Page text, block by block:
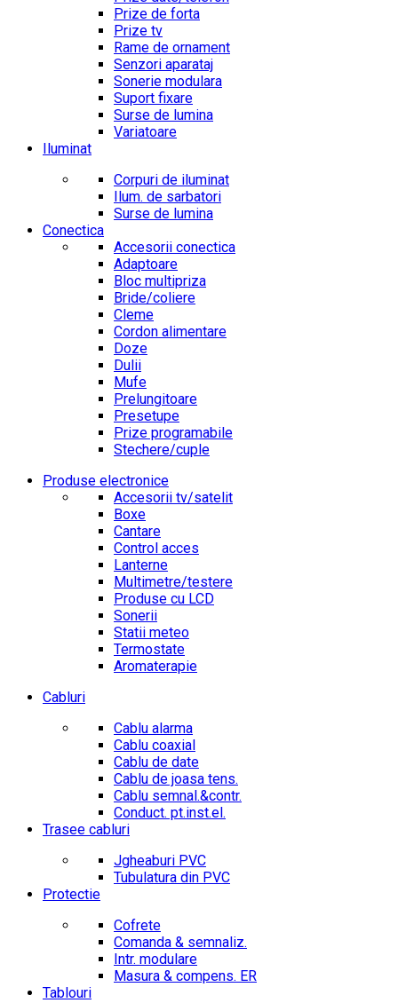
Prize de forta
Prize tv
Rame de ornament
Senzori aparataj
Sonerie modulara
Suport fixare
Surse de lumina
Variatoare
Iluminat
Corpuri de iluminat
Ilum. de sarbatori
Surse de lumina
Conectica
Accesorii conectica
Adaptoare
Bloc multipriza
Bride/coliere
Cleme
Cordon alimentare
Doze
Dulii
Mufe
Prelungitoare
Presetupe
Prize programabile
Stechere/cuple
Produse electronice
Accesorii tv/satelit
Boxe
Cantare
Control acces
Lanterne
Multimetre/testere
Produse cu LCD
Sonerii
Statii meteo
Termostate
Aromaterapie
Cabluri
Cablu alarma
Cablu coaxial
Cablu de date
Cablu de joasa tens.
Cablu semnal.&contr.
Conduct. pt.inst.el.
Trasee cabluri
Jgheaburi PVC
Tubulatura din PVC
Protectie
Cofrete
Comanda & semnaliz.
Intr. modulare
Masura & compens. ER
Tablouri